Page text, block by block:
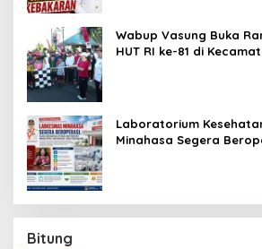
Wabup Vasung Buka
HUT RI ke-81 di
Laboratorium
Minahasa Segera
Bitung